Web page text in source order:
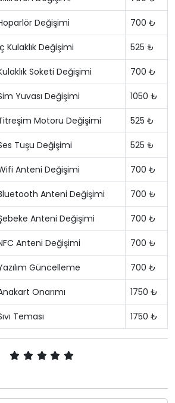
Değişimi 700 ₺
Kulaklık Değişimi 525 ₺
Soketi Değişimi 700 ₺
Yuvası Değişimi 1050 ₺
Motoru Değişimi 525 ₺
Tuşu Değişimi 525 ₺
Anteni Değişimi 700 ₺
Anteni Değişimi 700 ₺
Anteni Değişimi 700 ₺
Anteni Değişimi 700 ₺
Güncelleme 700 ₺
Onarımı 1750 ₺
Teması 1750 ₺